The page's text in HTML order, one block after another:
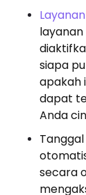
siapa
apakah
dapat
Anda
secara